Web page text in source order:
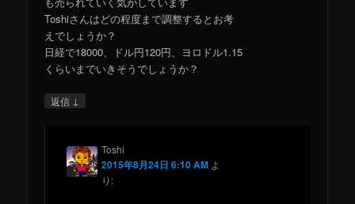
Toshiさんはどの程度まで調整するとお考
えでしょうか？
日経で18000、ドル円120円、ヨロドル1.15
くらいまでいきそうでしょうか？
返信 ↓
Toshi
2015年8月24日 6:10 AM よ
り: